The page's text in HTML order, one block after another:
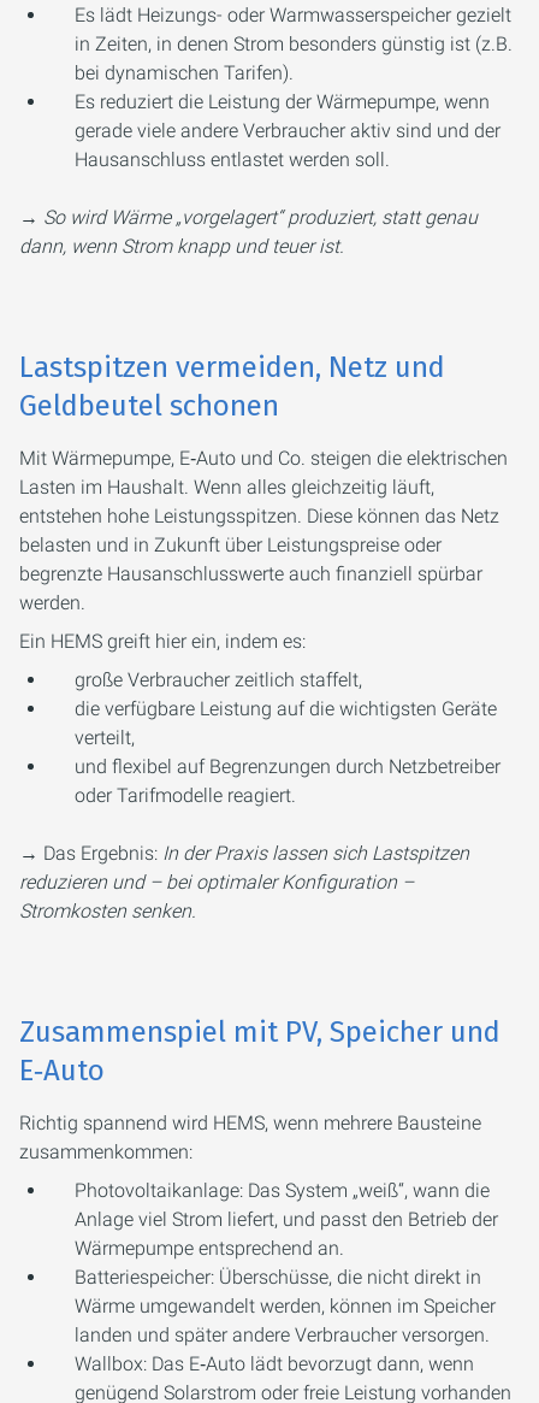
Es lädt Heizungs- oder Warmwasserspeicher gezielt
in Zeiten, in denen Strom besonders günstig ist (z.B.
bei dynamischen Tarifen).
Es reduziert die Leistung der Wärmepumpe, wenn
gerade viele andere Verbraucher aktiv sind und der
Hausanschluss entlastet werden soll.
→ So wird Wärme „vorgelagert“ produziert, statt genau
dann, wenn Strom knapp und teuer ist.
Lastspitzen vermeiden, Netz und
Geldbeutel schonen
Mit Wärmepumpe, E‑Auto und Co. steigen die elektrischen
Lasten im Haushalt. Wenn alles gleichzeitig läuft,
entstehen hohe Leistungsspitzen. Diese können das Netz
belasten und in Zukunft über Leistungspreise oder
begrenzte Hausanschlusswerte auch finanziell spürbar
werden.
Ein HEMS greift hier ein, indem es:
große Verbraucher zeitlich staffelt,
die verfügbare Leistung auf die wichtigsten Geräte
verteilt,
und flexibel auf Begrenzungen durch Netzbetreiber
oder Tarifmodelle reagiert.
→ Das Ergebnis: In der Praxis lassen sich Lastspitzen
reduzieren und – bei optimaler Konfiguration –
Stromkosten senken.
Zusammenspiel mit PV, Speicher und
E‑Auto
Richtig spannend wird HEMS, wenn mehrere Bausteine
zusammenkommen:
Photovoltaikanlage: Das System „weiß“, wann die
Anlage viel Strom liefert, und passt den Betrieb der
Wärmepumpe entsprechend an.
Batteriespeicher: Überschüsse, die nicht direkt in
Wärme umgewandelt werden, können im Speicher
landen und später andere Verbraucher versorgen.
Wallbox: Das E‑Auto lädt bevorzugt dann, wenn
genügend Solarstrom oder freie Leistung vorhanden